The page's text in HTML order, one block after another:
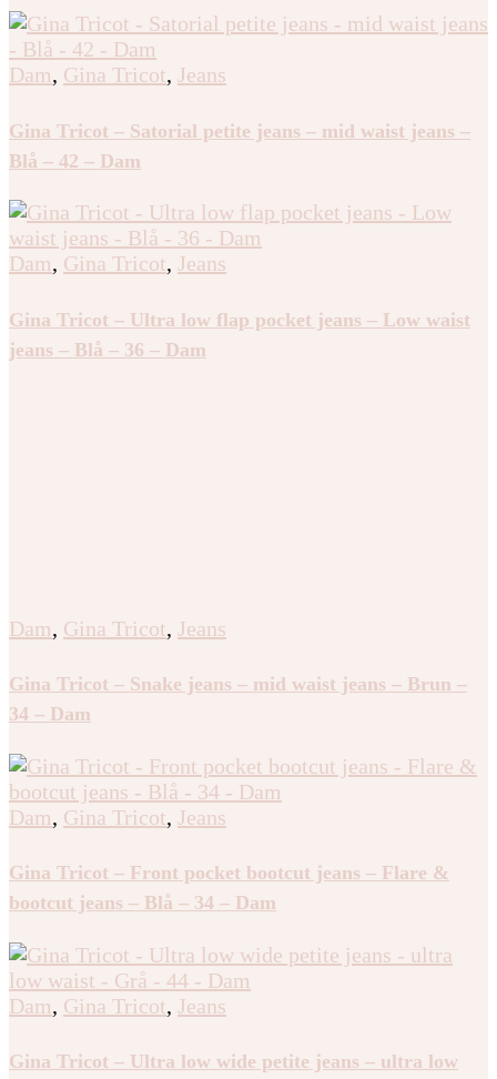
Dam, Gina Tricot, Jeans
Gina Tricot – Satorial petite jeans – mid waist jeans –
Blå – 42 – Dam
Dam, Gina Tricot, Jeans
Gina Tricot – Ultra low flap pocket jeans – Low waist
jeans – Blå – 36 – Dam
Dam, Gina Tricot, Jeans
Gina Tricot – Snake jeans – mid waist jeans – Brun –
34 – Dam
Dam, Gina Tricot, Jeans
Gina Tricot – Front pocket bootcut jeans – Flare &
bootcut jeans – Blå – 34 – Dam
Dam, Gina Tricot, Jeans
Gina Tricot – Ultra low wide petite jeans – ultra low